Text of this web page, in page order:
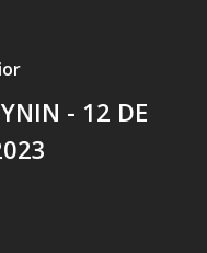
- 12 DE